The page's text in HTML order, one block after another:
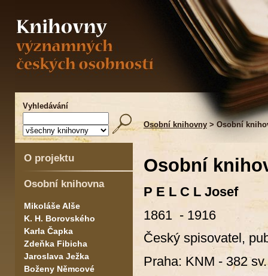
Vyhledávání
Osobní knihovny > Osobní
O projektu
Osobní knihovna
Mikoláše Alše
K. H. Borovského
Karla Čapka
Zdeňka Fibicha
Jaroslava Ježka
Boženy Němcové
Osobní
P E L C L Josef
1861 - 1916
Český spisovatel,
Praha: KNM - 382 sv.